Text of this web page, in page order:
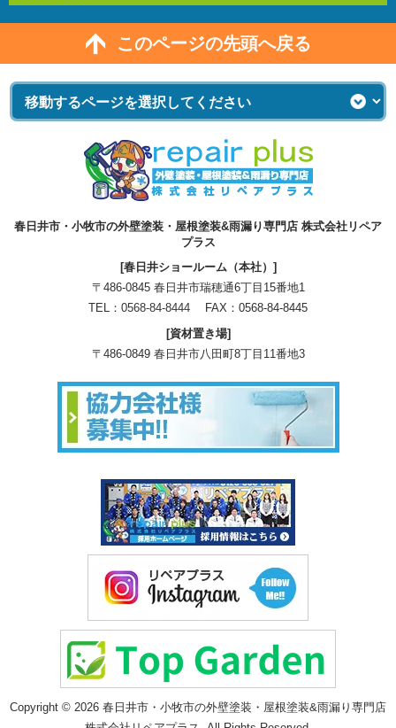
このページの先頭へ戻る
春日井市・小牧市の外壁塗装・屋根塗装&雨漏り専門店 株式会社リペア
プラス
[春日井ショールーム（本社）]
〒486-0845 春日井市瑞穂通6丁目15番地1
TEL： 0568-84-8444 FAX：0568-84-8445
[資材置き場]
〒486-0849 春日井市八田町8丁目11番地3
Copyright © 2026 春日井市・小牧市の外壁塗装・屋根塗装&雨漏り専門店